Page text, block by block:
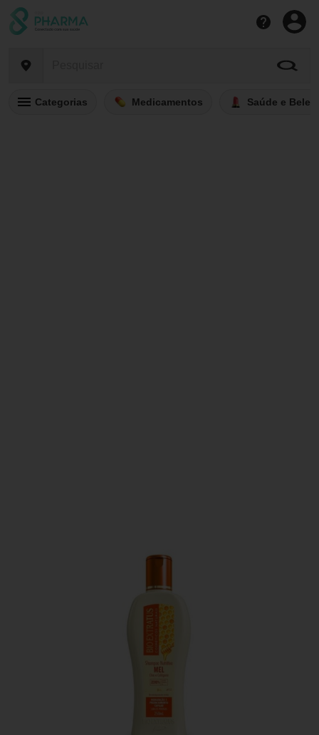
Categorias Medicamentos Saúde e